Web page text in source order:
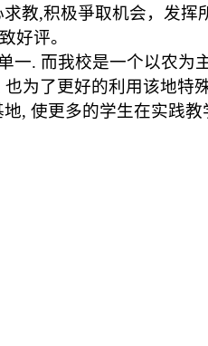
求教,积极爭取机会，发挥
好评。
一. 而我校是一个以农为
也为了更好的利用该地特
地, 使更多的学生在实践教